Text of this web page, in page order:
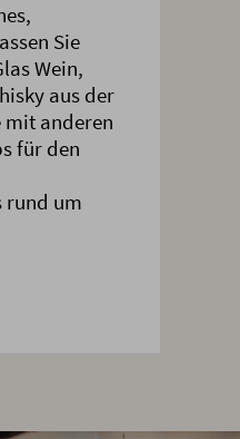
Sie
Wein,
aus der
mit anderen
für den
rund um